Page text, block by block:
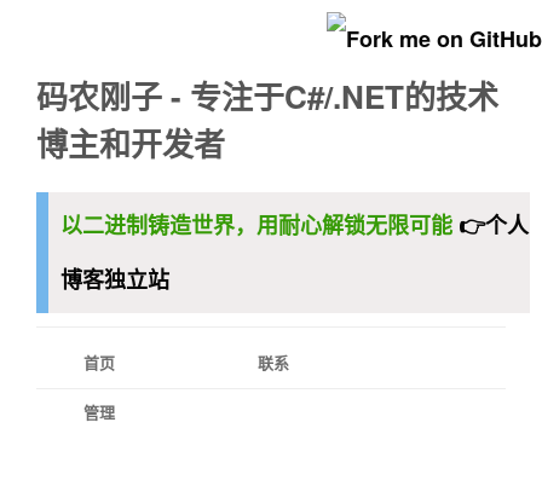
码农刚子 - 专注于C#/.NET的技术
博主和开发者
以二进制铸造世界，用耐心解锁无限可能 👉个人
博客独立站
首页 联系
管理